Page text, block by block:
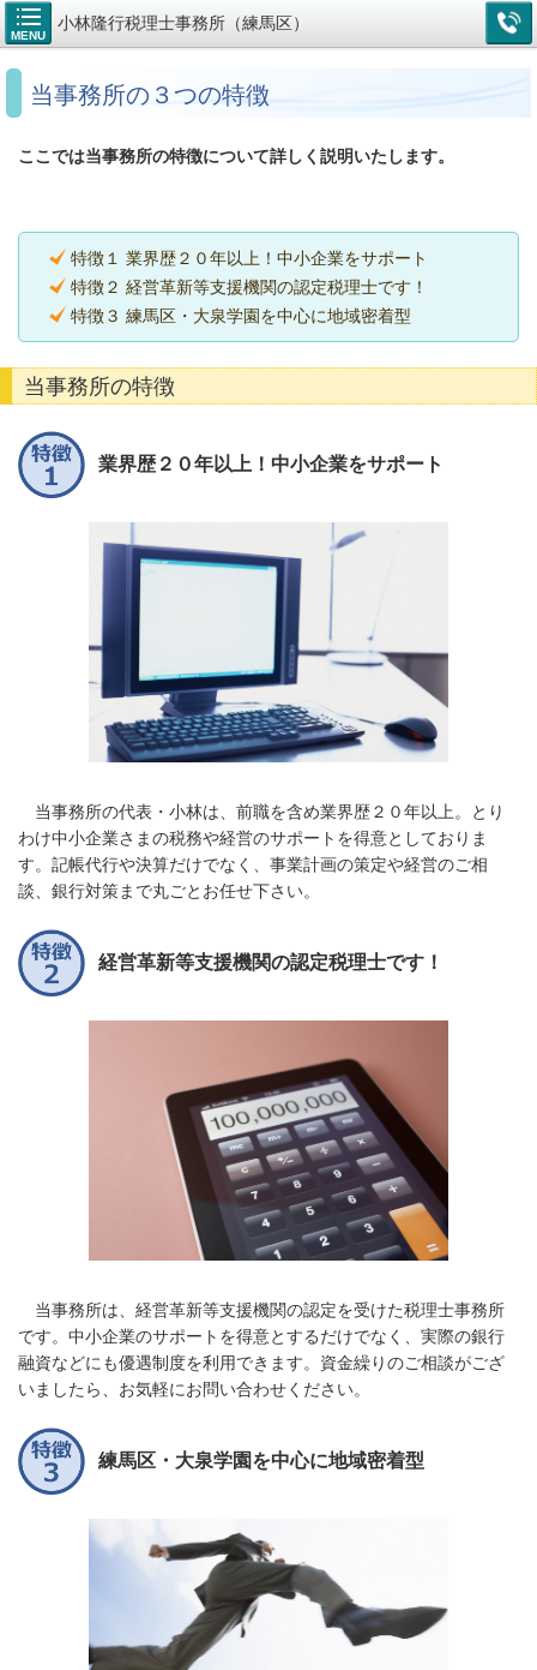
MENU
小林隆行税理士事務所（練馬区）
当事務所の３つの特徴
ここでは当事務所の特徴について詳しく説明いたします。
特徴１ 業界歴２０年以上！中小企業をサポート
特徴２ 経営革新等支援機関の認定税理士です！
特徴３ 練馬区・大泉学園を中心に地域密着型
当事務所の特徴
業界歴２０年以上！中小企業をサポート
当事務所の代表・小林は、前職を含め業界歴２０年以上。とり
わけ中小企業さまの税務や経営のサポートを得意としておりま
す。記帳代行や決算だけでなく、事業計画の策定や経営のご相
談、銀行対策まで丸ごとお任せ下さい。
経営革新等支援機関の認定税理士です！
当事務所は、経営革新等支援機関の認定を受けた税理士事務所
です。中小企業のサポートを得意とするだけでなく、実際の銀行
融資などにも優遇制度を利用できます。資金繰りのご相談がござ
いましたら、お気軽にお問い合わせください。
練馬区・大泉学園を中心に地域密着型